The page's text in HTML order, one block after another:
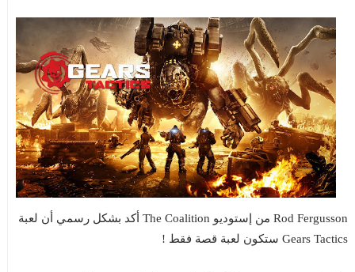
Rod Fergusson من إستوديو The Coalition أكد بشكل رسمي أن لعبة
Gears Tactics ستكون لعبة قصة فقط !